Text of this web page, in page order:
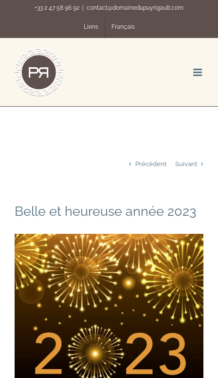
+33 2 47 58 96 92 contact@domainedupuyrigault.com
Liens Français
Précédent Suivant
Belle et heureuse année 2023
Voir
l'image
agrandie